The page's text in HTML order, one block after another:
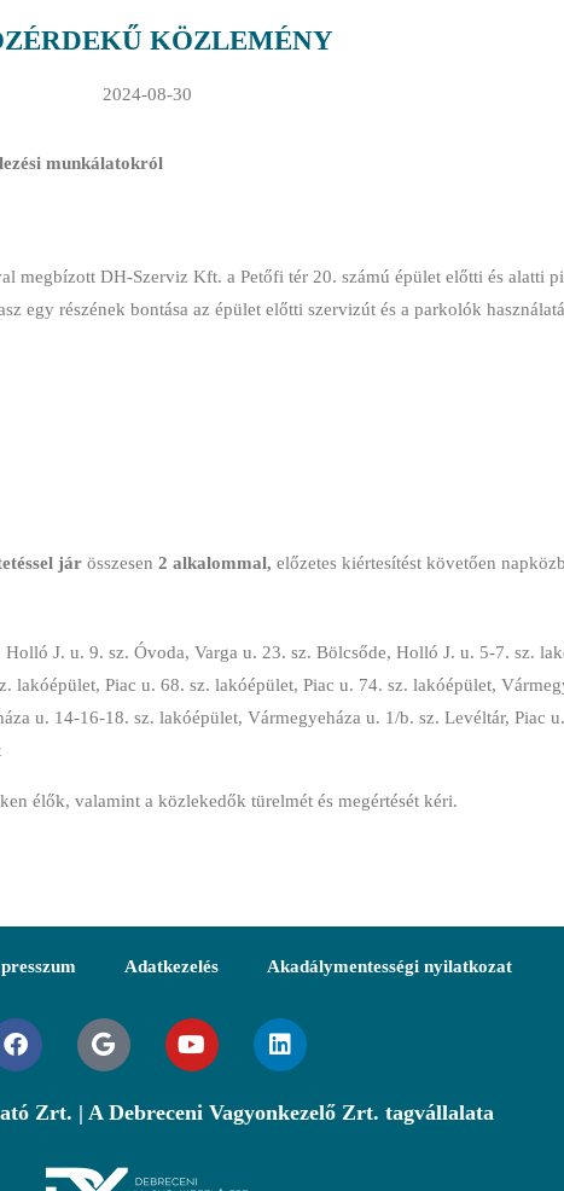
KÖZLEMÉNY
2024-08-30
munkálatokról
megbízott DH-Szerviz Kft. a Petőfi tér 20. számú épület előtti és alatti
egy részének bontása az épület előtti szervizút és a parkolók
jár összesen 2 alkalommal, előzetes kiértesítést követően
J. u. 9. sz. Óvoda, Varga u. 23. sz. Bölcsőde, Holló J. u. 5-7. sz.
Piac u. 68. sz. lakóépület, Piac u. 74. sz. lakóépület,
u. 14-16-18. sz. lakóépület, Vármegyeháza u. 1/b. sz. Levéltár, Piac
élők, valamint a közlekedők türelmét és megértését kéri.
Adatkezelés Akadálymentességi nyilatkozat
Zrt. | A Debreceni Vagyonkezelő Zrt. tagvállalata